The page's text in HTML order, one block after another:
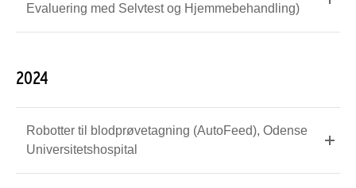
Evaluering med Selvtest og Hjemmebehandling)
2024
Robotter til blodprøvetagning (AutoFeed), Odense
Universitetshospital